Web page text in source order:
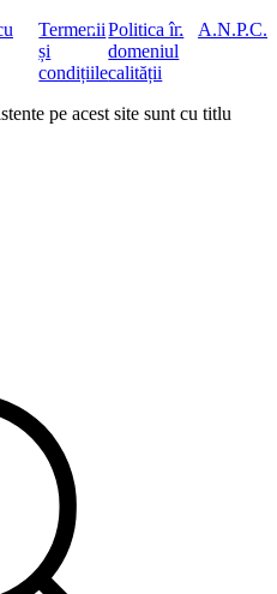
Termenii
și
condițiile
Politica în
domeniul
calității
A.N.P.C.
pe acest site sunt cu titlu